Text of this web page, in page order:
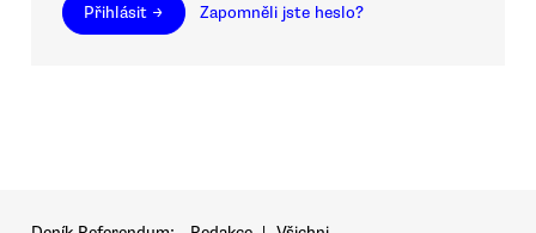
Přihlásit → Zapomněli jste heslo?